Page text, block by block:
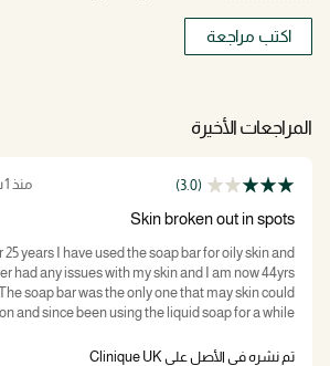
اكتب مراجعة
المراجعات الأخيرة
(3.0) منذ 1 شهر
Skin broken out in spots
25 years I have used the soap bar for oily skin and
had any issues with my skin and I am now 44yrs
soap bar was the only one that may skin could
and since been using the liquid soap for a while
and upset about it. I never feel like my
تم نشره في الأصل على Clinique UK